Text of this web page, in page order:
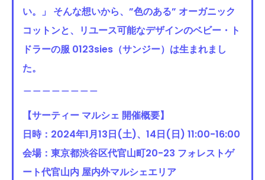
い。」 そんな想いから、”色のある” オーガニック
コットンと、リユース可能なデザインのベビー・ト
ドラーの服 0123sies（サンジー）は生まれまし
た。
＿＿＿＿＿＿＿＿
【サーティー マルシェ 開催概要】
日時：2024年1月13日(土)、14日(日) 11:00-16:00
会場：東京都渋谷区代官山町20-23 フォレストゲ
ート代官山内 屋内外マルシェエリア